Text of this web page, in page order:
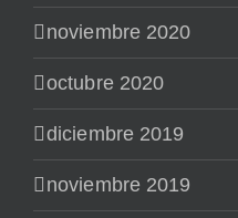
noviembre 2020
octubre 2020
diciembre 2019
noviembre 2019